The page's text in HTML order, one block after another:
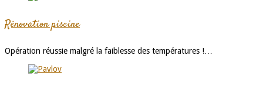
Rénovation piscine
Opération réussie malgré la faiblesse des températures !…